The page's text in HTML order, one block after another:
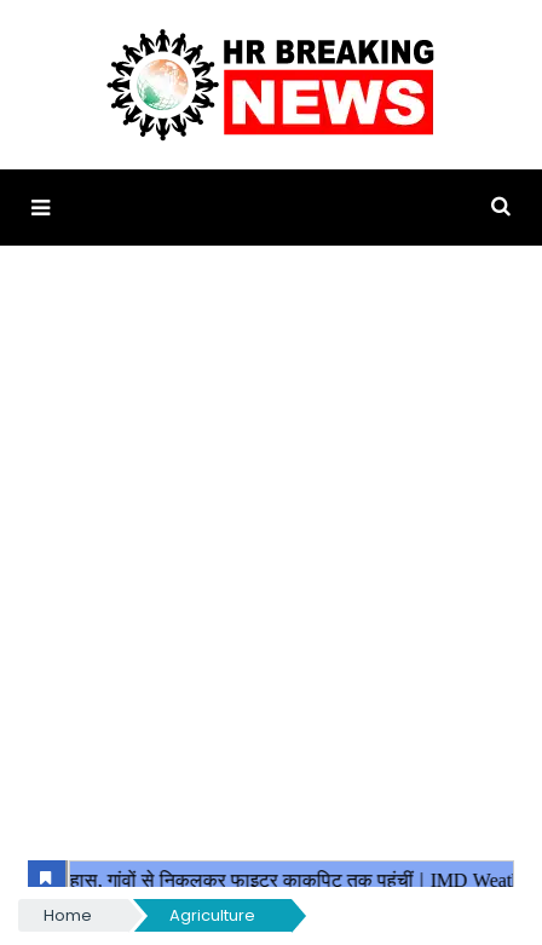
Home Agriculture